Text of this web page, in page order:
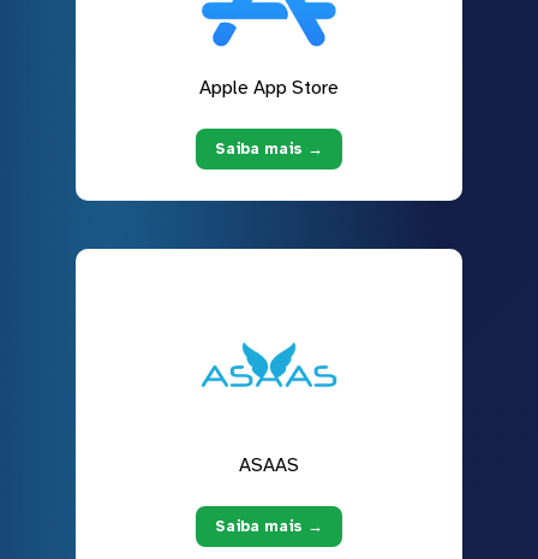
Apple App Store
Saiba mais →
ASAAS
Saiba mais →